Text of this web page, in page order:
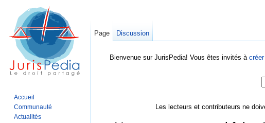
Bienvenue sur JurisPedia! Vous êtes invités à
Les lecteurs et contributeurs ne
Page Discussion
Accueil
Communauté
Actualités